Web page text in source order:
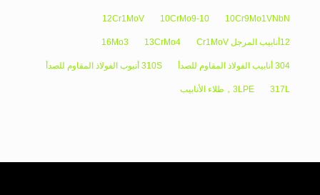
10Cr9Mo1VNbN
10CrMo9-10
12Cr1MoV
12أنابيب المرجل Cr1MoV 13CrMo4
16Mo3
304 أنابيب الفولاذ المقاوم للصدأ 310S أنبوب الفولاذ المقاوم للصدأ
317L 3LPE，طلاء الأنابيب